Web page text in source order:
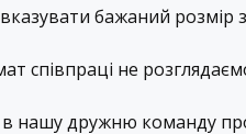
бажаний розмір
співпраці не
нашу дружню команду